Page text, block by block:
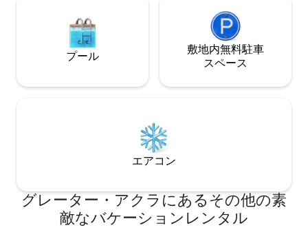
プール
敷地内無料駐⁠車
ス⁠ペ⁠ー⁠ス
エアコン
グレーター・アクラにあるその他の素
敵なバケーションレンタル